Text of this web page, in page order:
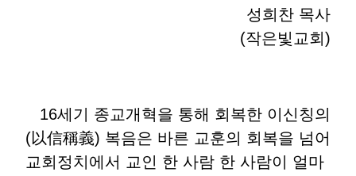
성희찬 목사
(작은빛교회)
16세기 종교개혁을 통해 회복한 이신칭의
(以信稱義) 복음은 바른 교훈의 회복을 넘어
교회정치에서 교인 한 사람 한 사람이 얼마